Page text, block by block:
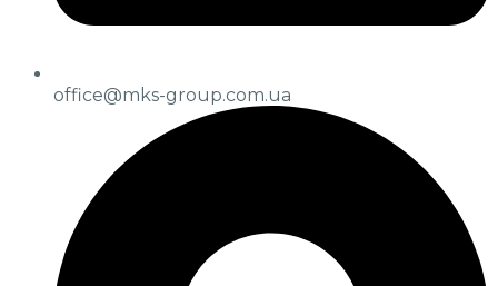
office@mks-group.com.ua